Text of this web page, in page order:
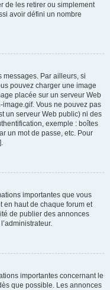
de les retirer ou simplement
avoir défini un nombre
messages. Par ailleurs, si
pouvez charger une image
placée sur un serveur Web
Vous ne pouvez pas
un serveur Web public) ni des
exemple : boîtes
un mot de passe, etc. Pour
importantes que vous
en haut de chaque forum et
de publier des annonces
importantes concernant le
que possible. Les annonces